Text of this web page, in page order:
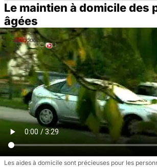
Le maintien à domicile des
âgées
Les aides à domicile sont précieuses pour les